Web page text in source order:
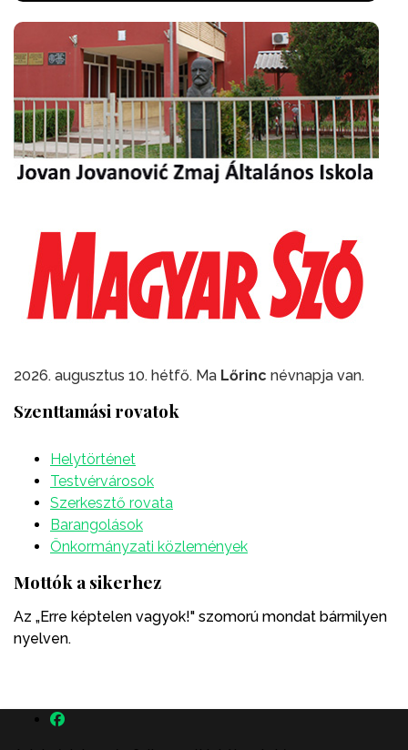
2026. augusztus 10. hétfő. Ma Lőrinc névnapja van.
Szenttamási rovatok
Helytörténet
Testvérvárosok
Szerkesztő rovata
Barangolások
Önkormányzati közlemények
Mottók a sikerhez
Az „Erre képtelen vagyok!" szomorú mondat bármilyen
nyelven.